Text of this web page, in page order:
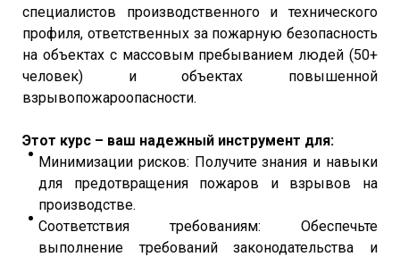
специалистов производственного и технического
профиля, ответственных за пожарную безопасность
на объектах с массовым пребыванием людей (50+
человек) и объектах повышенной
взрывопожароопасности.
Этот курс – ваш надежный инструмент для:
Минимизации рисков: Получите знания и навыки
для предотвращения пожаров и взрывов на
производстве.
Соответствия требованиям: Обеспечьте
выполнение требований законодательства и